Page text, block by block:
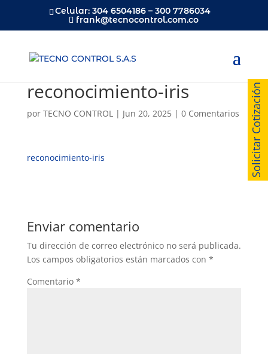
Celular: 304 6504186 – 300 7786034
frank@tecnocontrol.com.co
reconocimiento-iris
por TECNO CONTROL| Jun 20, 2025| 0 Comentarios
reconocimiento-iris
Enviar comentario
Tu dirección de correo electrónico no será publicada.
Los campos obligatorios están marcados con *
Comentario *
Solicitar Cotización